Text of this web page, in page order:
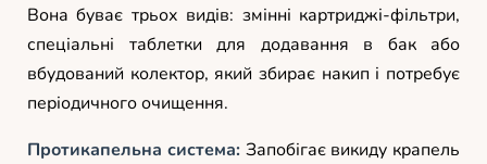
Вона буває трьох видів: змінні картриджі-фільтри,
спеціальні таблетки для додавання в бак або
вбудований колектор, який збирає накип і потребує
періодичного очищення.
Протикапельна система:Запобігає викиду крапель